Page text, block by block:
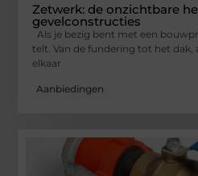
Zetwerk: de onzichtbare
gevelconstructies
Als je bezig bent met een
telt. Van de fundering tot het dak,
elkaar
Aanbiedingen